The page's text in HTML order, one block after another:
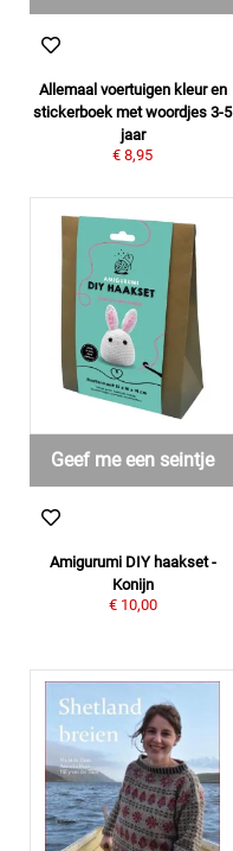
Allemaal voertuigen kleur en
stickerboek met woordjes 3-5
jaar
€ 8,95
Geef me een seintje
Amigurumi DIY haakset -
Konijn
€ 10,00